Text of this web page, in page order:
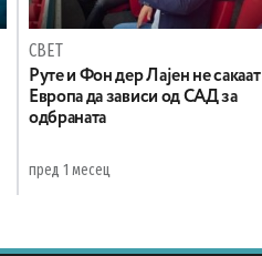
СВЕТ
Руте и Фон дер Лајен не сакаат
Европа да зависи од САД за
одбраната
пред 1 месец